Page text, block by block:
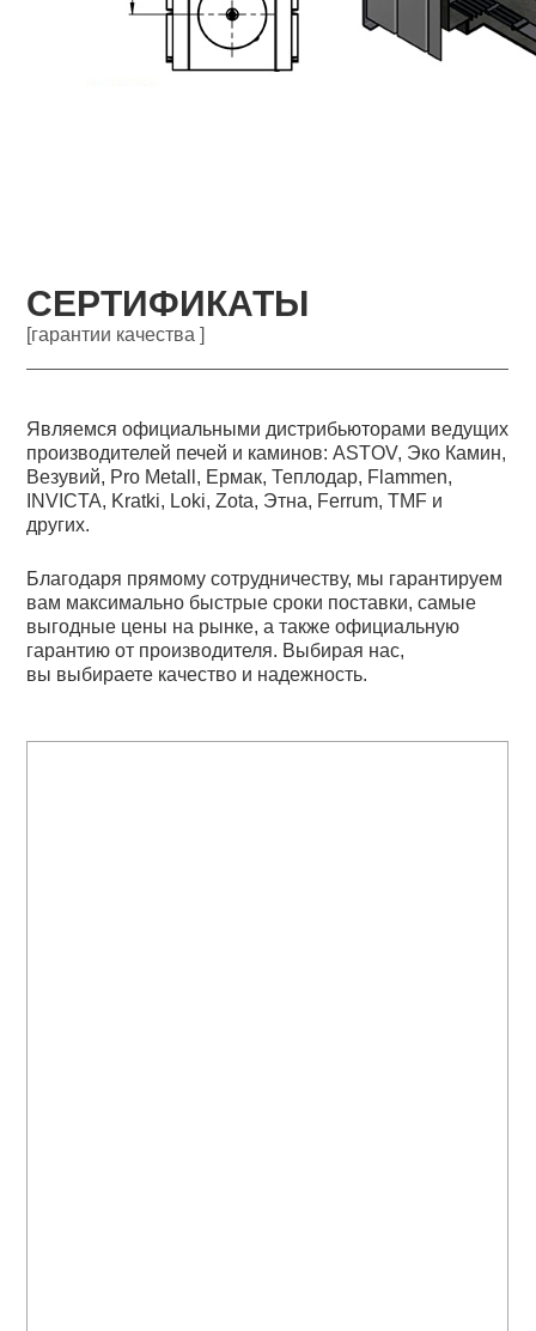
СЕРТИФИКАТЫ
[гарантии качества ]
Являемся официальными дистрибьюторами ведущих
производителей печей и каминов: ASTOV, Эко Камин,
Везувий, Pro Metall, Ермак, Теплодар, Flammen,
INVICTA, Kratki, Loki, Zota, Этна, Ferrum, TMF и
других.
Благодаря прямому сотрудничеству, мы гарантируем
вам максимально быстрые сроки поставки, самые
выгодные цены на рынке, а также официальную
гарантию от производителя. Выбирая нас,
вы выбираете качество и надежность.